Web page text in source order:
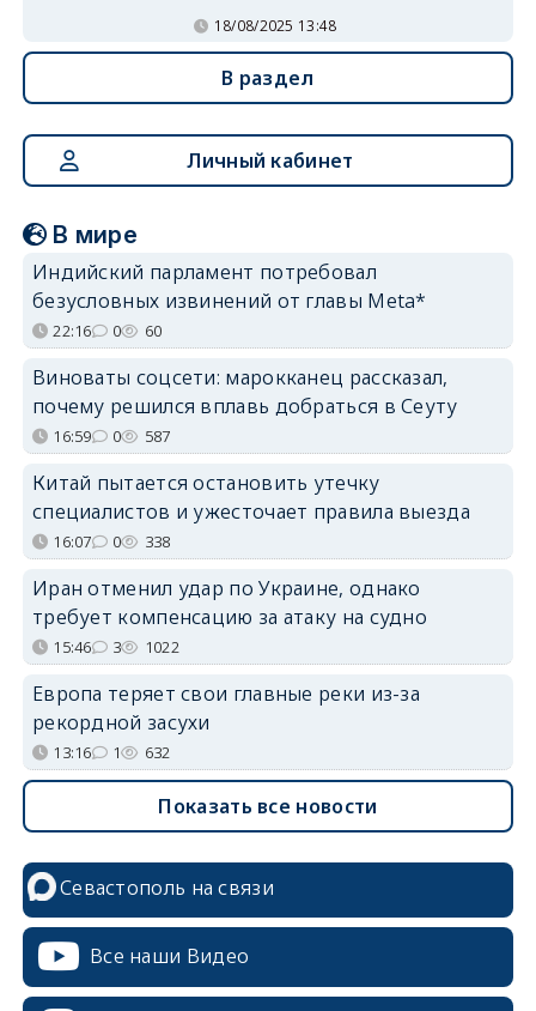
18/08/2025 13:48
В раздел
Личный кабинет
В мире
Индийский парламент потребовал
безусловных извинений от главы Meta*
22:16 0 60
Виноваты соцсети: марокканец рассказал,
почему решился вплавь добраться в Сеуту
16:59 0 587
Китай пытается остановить утечку
специалистов и ужесточает правила выезда
16:07 0 338
Иран отменил удар по Украине, однако
требует компенсацию за атаку на судно
15:46 3 1022
Европа теряет свои главные реки из-за
рекордной засухи
13:16 1 632
Показать все новости
Севастополь на связи
Все наши Видео